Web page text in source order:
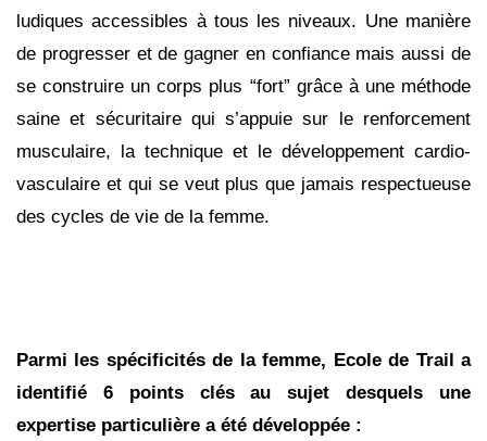
ludiques accessibles à tous les niveaux. Une manière
de progresser et de gagner en confiance mais aussi de
se construire un corps plus “fort” grâce à une méthode
saine et sécuritaire qui s’appuie sur le renforcement
musculaire, la technique et le développement cardio-
vasculaire et qui se veut plus que jamais respectueuse
des cycles de vie de la femme.
Parmi les spécificités de la femme, Ecole de Trail a
identifié 6 points clés au sujet desquels une
expertise particulière a été développée :